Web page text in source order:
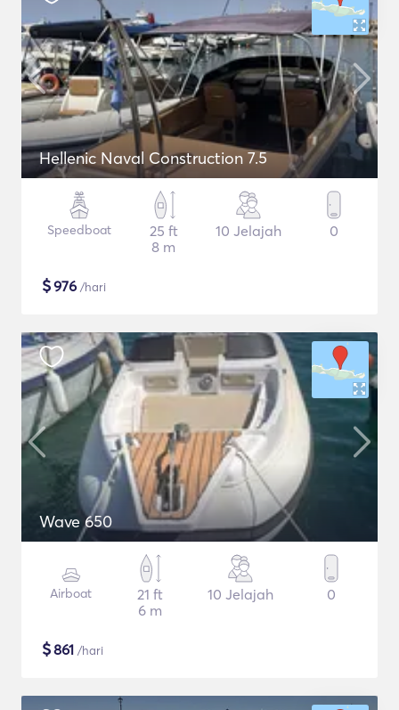
Hellenic Naval Construction 7.5
Speedboat
25 ft
8 m
10 Jelajah 0
$976 /hari
Wave 650
Airboat
21 ft
6 m
10 Jelajah 0
$861 /hari